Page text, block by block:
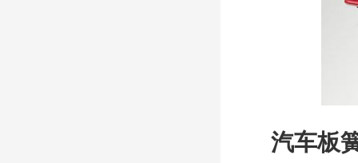
汽车板